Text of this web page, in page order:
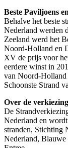
Beste Paviljoens
Behalve het beste
Nederland werden
Zeeland werd het
Noord-Holland en
XV de prijs voor
eerdere winst in
van Noord-Holland
Schoonste Strand
Over de
De
Nederland en
stranden, Stichting
Nederland,